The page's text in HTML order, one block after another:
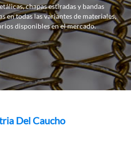
chapas estiradas y bandas
en todas las variantes de materiales,
disponibles en el mercado.
Del Caucho